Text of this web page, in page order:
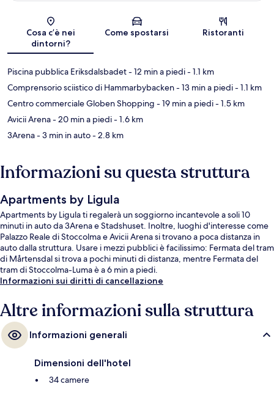
Mappa
Cosa c’è nei
dintorni?
Come spostarsi Ristoranti
Piscina pubblica Eriksdalsbadet- 12 min a piedi- 1.1 km
Comprensorio sciistico di Hammarbybacken- 13 min a piedi- 1.1 km
Centro commerciale Globen Shopping - 19 min a piedi- 1.5 km
Avicii Arena- 20 min a piedi- 1.6 km
3Arena- 3 min in auto- 2.8 km
Informazioni su questa struttura
Apartments by Ligula
Apartments by Ligula ti regalerà un soggiorno incantevole a soli 10
minuti in auto da 3Arena e Stadshuset. Inoltre, luoghi d'interesse come
Palazzo Reale di Stoccolma e Avicii Arena si trovano a poca distanza in
auto dalla struttura. Usare i mezzi pubblici è facilissimo: Fermata del tram
di Mårtensdal si trova a pochi minuti di distanza, mentre Fermata del
tram di Stoccolma-Luma è a 6 min a piedi.
Informazioni sui diritti di cancellazione
Altre informazioni sulla struttura
Informazioni generali
Dimensioni dell'hotel
34 camere